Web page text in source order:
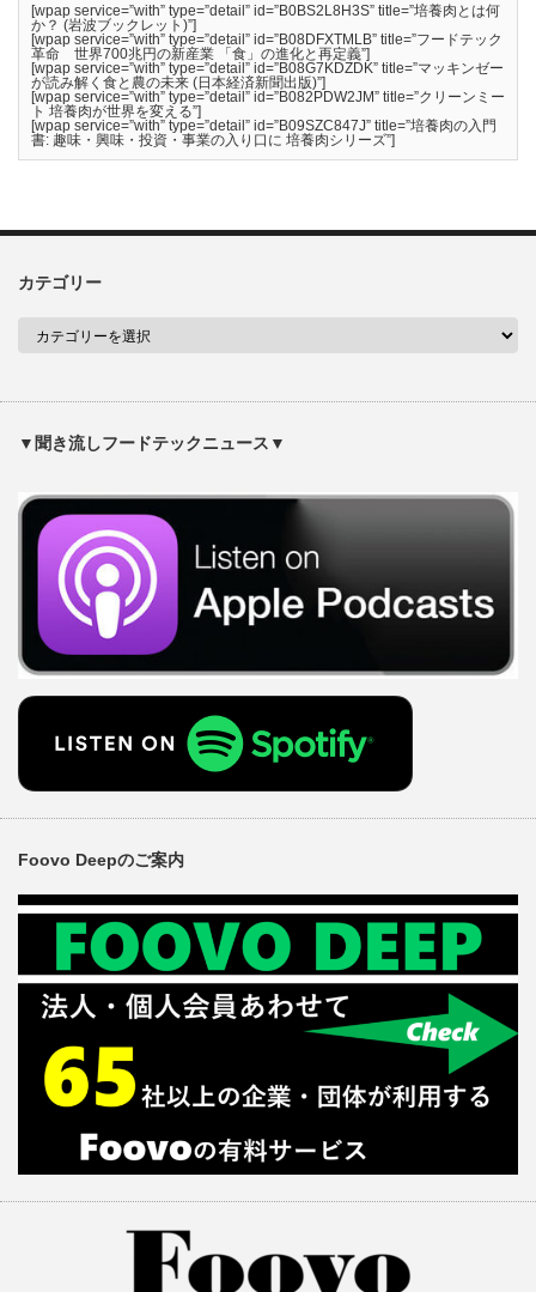
[wpap service=”with” type=”detail” id=”B0BS2L8H3S” title=”培養肉とは何
か？ (岩波ブックレット)”]
[wpap service=”with” type=”detail” id=”B08DFXTMLB” title=”フードテック
革命 世界700兆円の新産業 「食」の進化と再定義”]
[wpap service=”with” type=”detail” id=”B08G7KDZDK” title=”マッキンゼー
が読み解く食と農の未来 (日本経済新聞出版)”]
[wpap service=”with” type=”detail” id=”B082PDW2JM” title=”クリーンミー
ト 培養肉が世界を変える”]
[wpap service=”with” type=”detail” id=”B09SZC847J” title=”培養肉の入門
書: 趣味・興味・投資・事業の入り口に 培養肉シリーズ”]
カテゴリー
▼聞き流しフードテックニュース▼
Foovo Deepのご案内